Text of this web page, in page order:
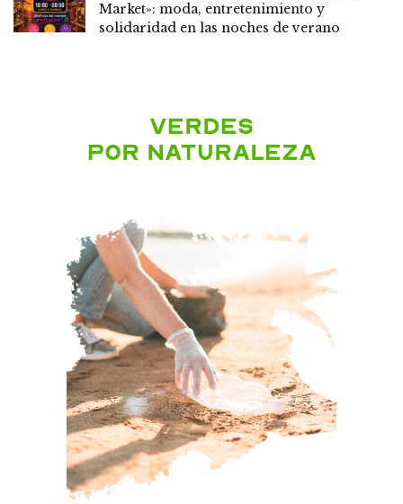
Market»: moda, entretenimiento y
solidaridad en las noches de verano